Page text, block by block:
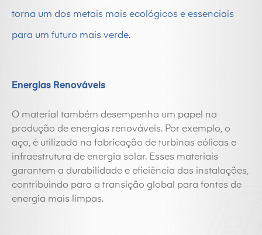
torna um dos metais mais ecológicos e essenciais
para um futuro mais verde.
Energias Renováveis
O material também desempenha um papel na
produção de energias renováveis. Por exemplo, o
aço, é utilizado na fabricação de turbinas eólicas e
infraestrutura de energia solar. Esses materiais
garantem a durabilidade e eficiência das instalações,
contribuindo para a transição global para fontes de
energia mais limpas.